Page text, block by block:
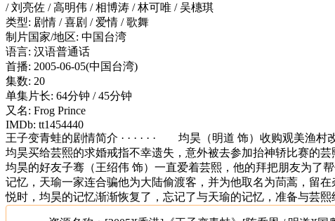
/ 刘亮佐 / 高明伟 / 相博涛 / 林可唯 / 吴橞琪
类型: 剧情 / 喜剧 / 爱情 / 歌舞
制片国家/地区: 中国台湾
语言: 汉语普通话
首播: 2005-06-05(中国台湾)
集数: 20
单集片长: 64分钟 / 45分钟
又名: Frog Prince
IMDb: tt1454440
王子变青蛙的剧情简介 · · · · · · 均昊（明道 饰）收购观美渔村
均昊买给芸熙的求婚戒指不幸遗失，意外被去参加抬神轿比赛的芸
均昊的好友子骞（王绍伟 饰）一直爱着芸熙，他的拜把朋友为了
记忆，天瑜一家连合骗他为大陆偷渡客，并为他取名为茼蒿，留
悦时，均昊的记忆渐渐恢复了，忘记了与天瑜的记忆，准备与芸